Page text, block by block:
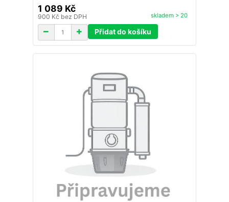
1 089 Kč
900 Kč bez DPH skladem > 20
Přidat do košíku